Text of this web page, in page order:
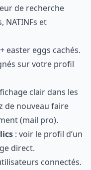
de recherche
NATINFs et
easter eggs cachés.
sur votre profil
clair dans les
de nouveau faire
(mail pro).
: voir le profil d’un
direct.
connectés.